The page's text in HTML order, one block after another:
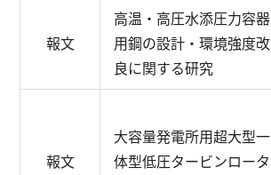
報文
高温・高圧水添圧力容器
用鋼の設計・環境強度改
良に関する研究
報文
大容量発電所用超大型一
体型低圧タービンロータ